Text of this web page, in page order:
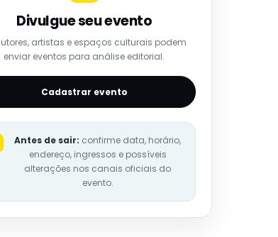
Divulgue seu evento
artistas e espaços culturais podem
enviar eventos para análise editorial.
Cadastrar evento
Antes de sair: confirme data, horário,
endereço, ingressos e possíveis
alterações nos canais oficiais do
evento.